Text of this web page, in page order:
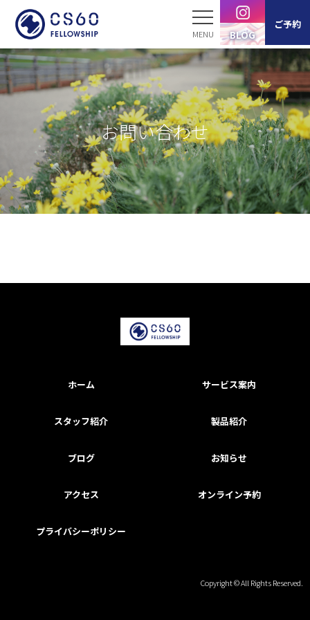
ホーム
サービス案内
スタッフ紹介
製品紹介
アクセス
BLOG
ご予約
お問い合わせ
ホーム サービス案内
スタッフ紹介 製品紹介
ブログ お知らせ
アクセス オンライン予約
プライバシーポリシー
Copyright © All Rights Reserved.